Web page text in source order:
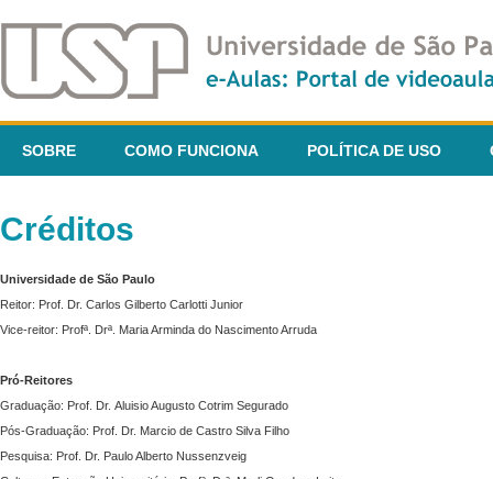
SOBRE COMO FUNCIONA POLÍTICA DE USO
Créditos
Universidade de São Paulo
Reitor: Prof. Dr. Carlos Gilberto Carlotti Junior
Vice-reitor: Profª. Drª. Maria Arminda do Nascimento Arruda
Pró-Reitores
Graduação: Prof. Dr. Aluisio Augusto Cotrim Segurado
Pós-Graduação: Prof. Dr. Marcio de Castro Silva Filho
Pesquisa: Prof. Dr. Paulo Alberto Nussenzveig